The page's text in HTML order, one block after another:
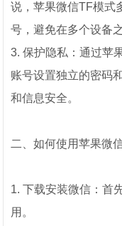
说，苹果微信TF模式
号，避免在多个设备
3. 保护隐私：通过苹
账号设置独立的密码
和信息安全。
二、如何使用苹果微
1. 下载安装微信：首
用。